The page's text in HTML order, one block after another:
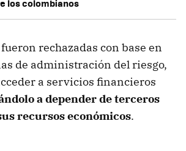
los colombianos
rechazadas con base en
de administración del riesgo,
a servicios financieros
a depender de terceros
recursos económicos.